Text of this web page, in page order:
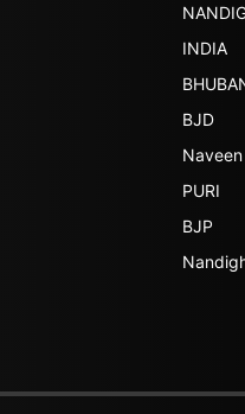
INDIA
BJD
PURI
BJP